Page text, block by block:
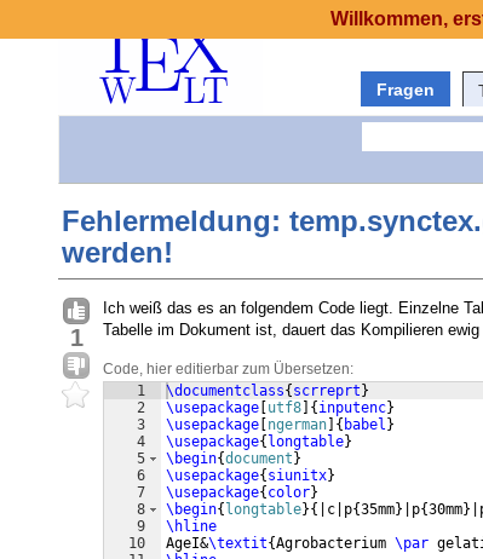
Fragen
Fehlermeldung:
werden!
1
Ich weiß das es an folgendem Code liegt. Einzelne
Tabelle im Dokument ist, dauert das Kompilieren
Code, hier editierbar zum Übersetzen:
1
2
3
4
5
6
7
8
9
10
\documentclass{ scrreprt }
\usepackage utf8 { inputenc}
\usepackage ngerman { babel }
\usepackage{ longtable}
\begin{document }
\usepackage{ siunitx}
\usepackage{ color}
\begin{ longtable}{ |c|p{35mm} |p{30mm}
\hline
AgeI&\textit{Agrobacterium \par
Willkommen,